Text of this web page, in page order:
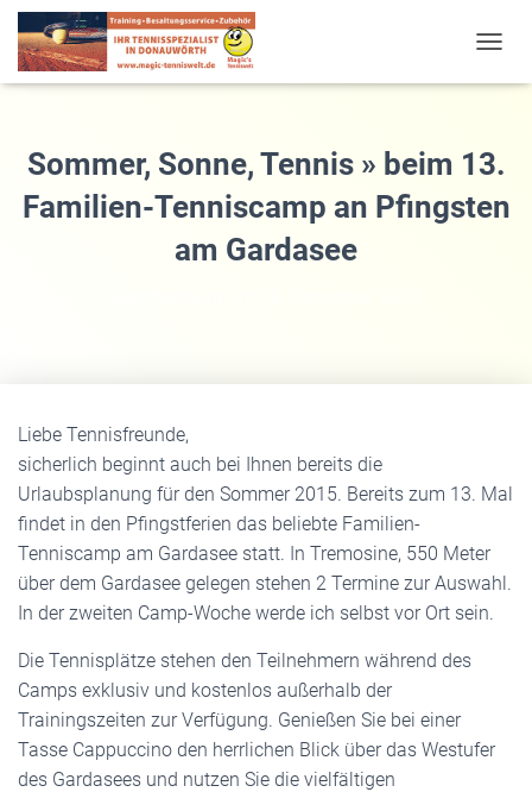
O
L
E
A
Sommer, Sonne, Tennis » beim 13.
Familien-Tenniscamp an Pfingsten
am Gardasee
Liebe Tennisfreunde,
sicherlich beginnt auch bei Ihnen bereits die
Urlaubsplanung für den Sommer 2015. Bereits zum 13. Mal
findet in den Pfingstferien das beliebte Familien-
Tenniscamp am Gardasee statt. In Tremosine, 550 Meter
über dem Gardasee gelegen stehen 2 Termine zur Auswahl.
In der zweiten Camp-Woche werde ich selbst vor Ort sein.
Die Tennisplätze stehen den Teilnehmern während des
Camps exklusiv und kostenlos außerhalb der
Trainingszeiten zur Verfügung. Genießen Sie bei einer
Tasse Cappuccino den herrlichen Blick über das Westufer
des Gardasees und nutzen Sie die vielfältigen